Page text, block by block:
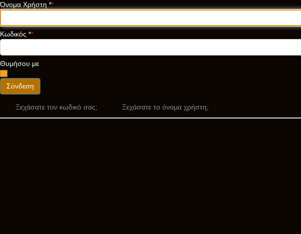
Όνομα Χρήστη *
Κωδικός *
Θυμήσου με
Σύνδεση
Ξεχάσατε τον κωδικό σας; Ξεχάσατε το όνομα χρήστη;